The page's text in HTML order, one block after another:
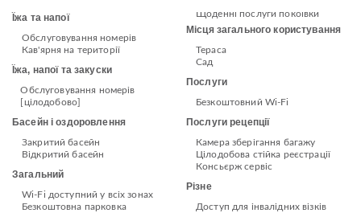
Їжа та напої
Обслуговування номерів
Кав'ярня на території
Їжа, напої та закуски
Обслуговування номерів
[цілодобово]
Басейн і оздоровлення
Закритий басейн
Відкритий басейн
Загальний
Wi-Fi доступний у всіх зонах
Безкоштовна парковка
Щоденні послуги покоївки
Місця загального користування
Тераса
Сад
Послуги
Безкоштовний Wi-Fi
Послуги рецепції
Камера зберігання багажу
Цілодобова стійка реєстрації
Консьєрж сервіс
Різне
Доступ для інвалідних візків